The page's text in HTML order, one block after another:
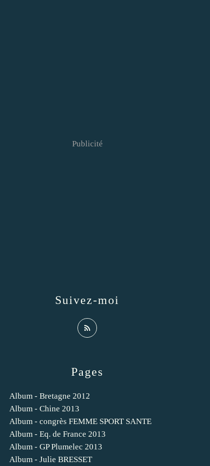
Pages
Album - Bretagne 2012
Album - Chine 2013
Album - congrès FEMME SPORT SANTE
Album - Eq. de France 2013
Album - GP Plumelec 2013
Album - Julie BRESSET
Suivez-moi
Publicité